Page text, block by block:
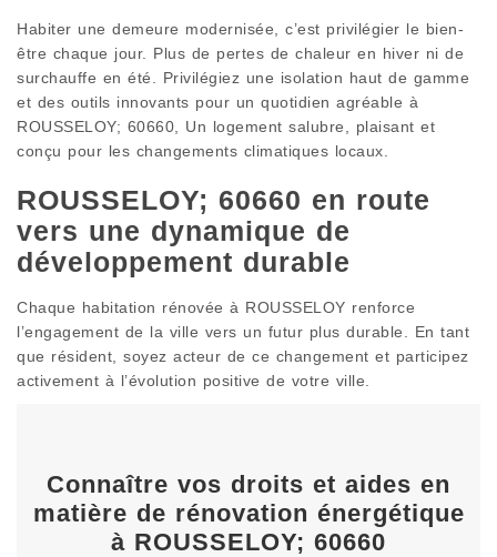
Habiter une demeure modernisée, c’est privilégier le bien-
être chaque jour. Plus de pertes de chaleur en hiver ni de
surchauffe en été. Privilégiez une isolation haut de gamme
et des outils innovants pour un quotidien agréable à
ROUSSELOY; 60660, Un logement salubre, plaisant et
conçu pour les changements climatiques locaux.
ROUSSELOY; 60660 en route
vers une dynamique de
développement durable
Chaque habitation rénovée à ROUSSELOY renforce
l’engagement de la ville vers un futur plus durable. En tant
que résident, soyez acteur de ce changement et participez
activement à l’évolution positive de votre ville.
Connaître vos droits et aides en
matière de rénovation énergétique
à ROUSSELOY; 60660